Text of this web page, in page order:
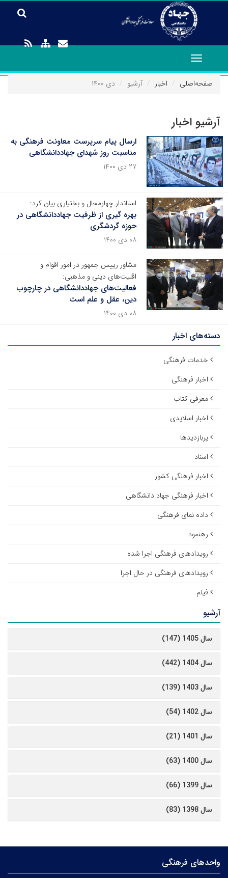
Toggle
navigation
صفحه‌اصلی
اخبار آرشیو دی ۱۴۰۰
آرشیو اخبار
ارسال پیام سرپرست معاونت فرهنگی به
مناسبت روز شهدای جهاددانشگاهی
۲۷ دی ۱۴۰۰
استاندار چهارمحال و بختیاری بیان کرد:
بهره گیری از ظرفیت جهاددانشگاهی در
حوزه گردشگری
۰۸ دی ۱۴۰۰
مشاور رییس جمهور در امور اقوام و
اقلیت‌های دینی و مذهبی:
فعالیت‌های جهاددانشگاهی در چارچوب
دین، عقل و علم است
۰۸ دی ۱۴۰۰
دسته‌های اخبار
خدمات فرهنگی
اخبار فرهنگی
معرفی کتاب
اخبار اسلایدی
پربازدیدها
اسناد
اخبار فرهنگی کشور
اخبار فرهنگی جهاد دانشگاهی
داده نمای فرهنگی
رهنمود
رویدادهای فرهنگی اجرا شده
رویدادهای فرهنگی در حال اجرا
فیلم
آرشیو
سال 1405 (147)
سال 1404 (442)
سال 1403 (139)
سال 1402 (54)
سال 1401 (21)
سال 1400 (63)
سال 1399 (66)
سال 1398 (83)
واحدهای فرهنگی